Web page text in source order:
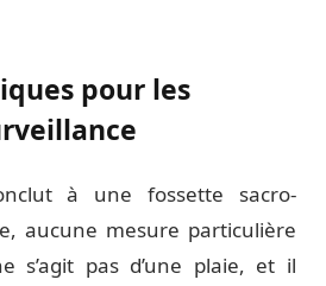
pour les
à une fossette sacro-
aucune mesure particulière
s’agit pas d’une plaie, et il